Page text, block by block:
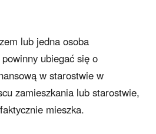
lub jedna osoba
ubiegać się o
w starostwie w
zamieszkania lub starostwie,
mieszka.